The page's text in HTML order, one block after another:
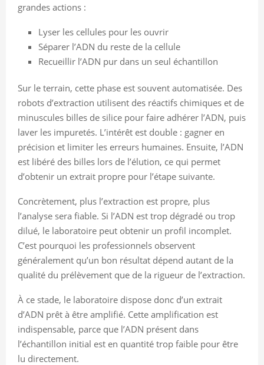
grandes actions :
Lyser les cellules pour les ouvrir
Séparer l’ADN du reste de la cellule
Recueillir l’ADN pur dans un seul échantillon
Sur le terrain, cette phase est souvent automatisée. Des
robots d’extraction utilisent des réactifs chimiques et de
minuscules billes de silice pour faire adhérer l’ADN, puis
laver les impuretés. L’intérêt est double : gagner en
précision et limiter les erreurs humaines. Ensuite, l’ADN
est libéré des billes lors de l’élution, ce qui permet
d’obtenir un extrait propre pour l’étape suivante.
Concrètement, plus l’extraction est propre, plus
l’analyse sera fiable. Si l’ADN est trop dégradé ou trop
dilué, le laboratoire peut obtenir un profil incomplet.
C’est pourquoi les professionnels observent
généralement qu’un bon résultat dépend autant de la
qualité du prélèvement que de la rigueur de l’extraction.
À ce stade, le laboratoire dispose donc d’un extrait
d’ADN prêt à être amplifié. Cette amplification est
indispensable, parce que l’ADN présent dans
l’échantillon initial est en quantité trop faible pour être
lu directement.